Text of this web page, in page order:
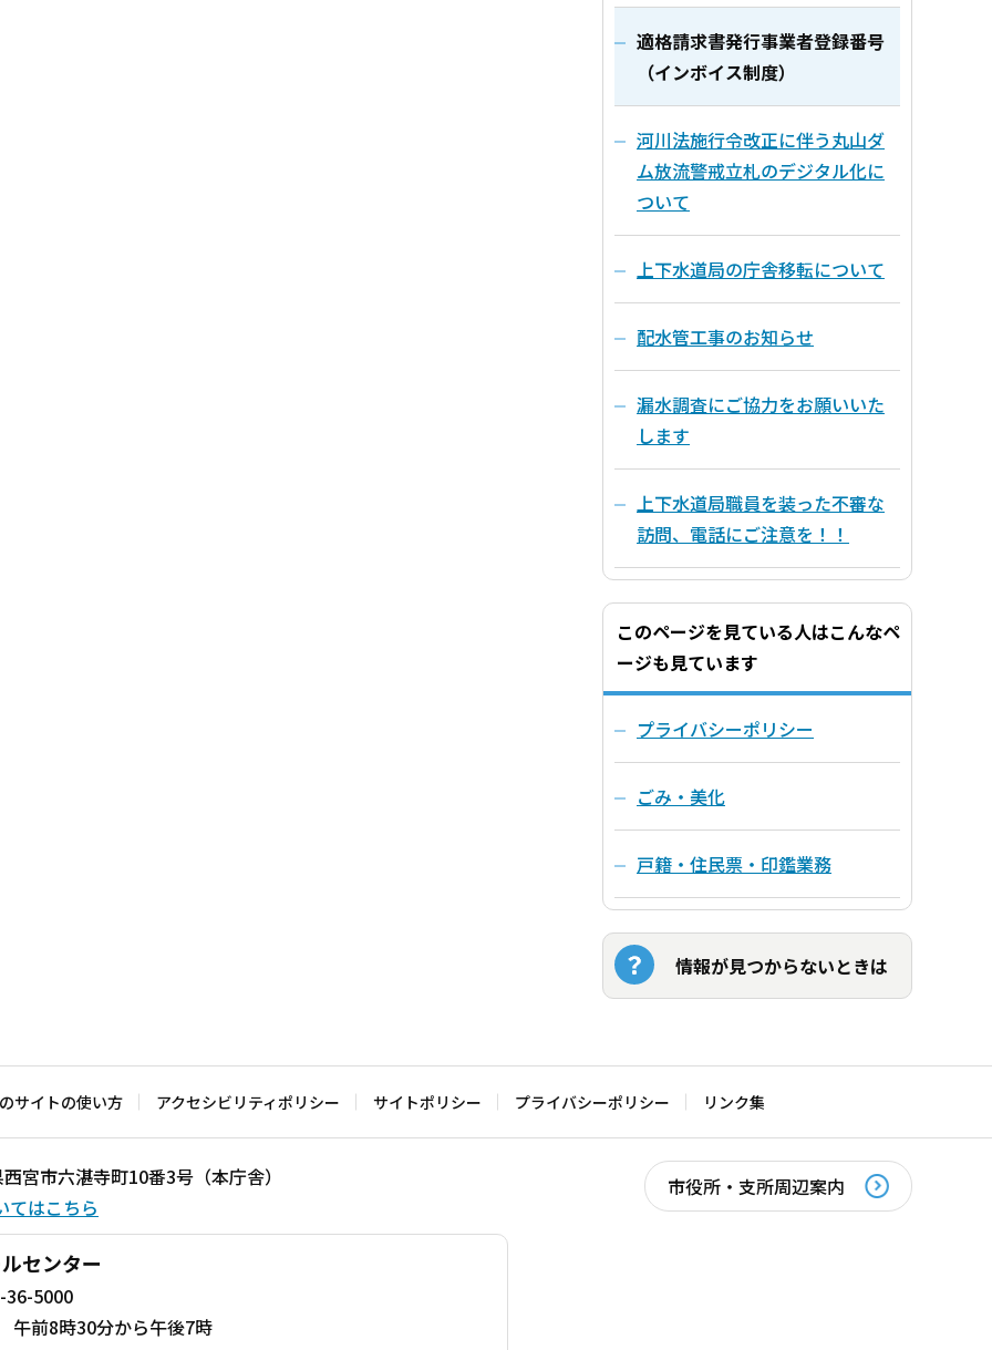
適格請求書発行事業者登録番号
（インボイス制度）
河川法施行令改正に伴う丸山ダ
ム放流警戒立札のデジタル化に
ついて
上下水道局の庁舎移転について
配水管工事のお知らせ
漏水調査にご協力をお願いいた
します
上下水道局職員を装った不審な
訪問、電話にご注意を！！
このページを見ている人はこんなペ
ージも見ています
プライバシーポリシー
ごみ・美化
戸籍・住民票・印鑑業務
情報が見つからないときは
サイトの使い方 アクセシビリティポリシー サイトポリシー プライバシーポリシー リンク集
宮市六湛寺町10番3号（本庁舎）
てはこちら
センター
36-5000
前8時30分から午後7時
市役所・支所周辺案内